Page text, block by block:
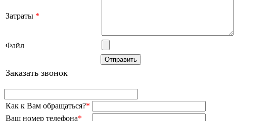
Затраты *
Файл
Заказать звонок
Как к Вам обращаться?*
Ваш номер телефона*